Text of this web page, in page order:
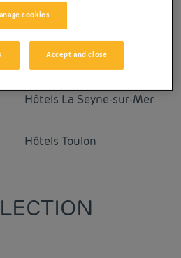
de nos hôtels pas chers dans le
le Var
Hôtels La Seyne-sur-Mer
Hôtels Toulon
cookies
Accept and close